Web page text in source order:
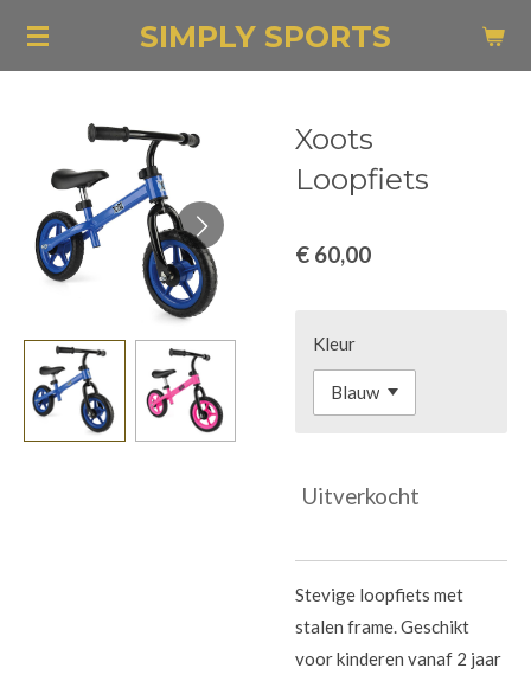
Ga
SIMPLY SPORTS
Xoots
Loopfiets
€ 60,00
Kleur
Uitverkocht
Stevige loopfiets met
stalen frame. Geschikt
voor kinderen vanaf 2 jaar